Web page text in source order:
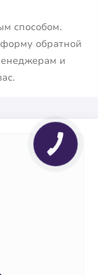
способом.
обратной
и